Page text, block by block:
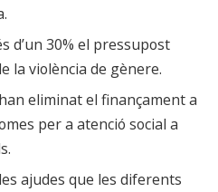
d’un 30% el pressupost
la violència de gènere.
eliminat el finançament a
per a atenció social a
ajudes que les diferents